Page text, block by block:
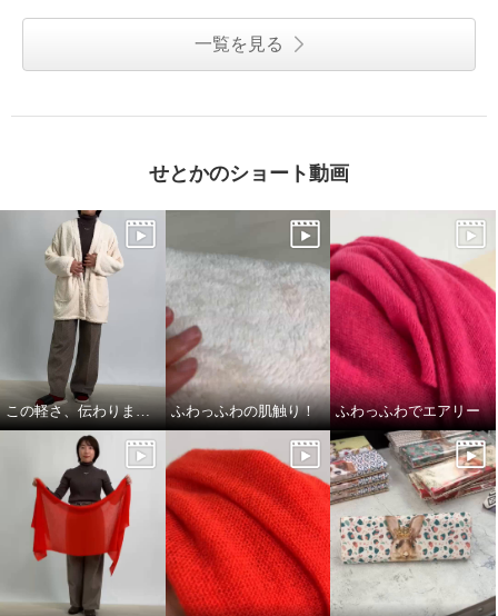
一覧を見る
せとかのショート動画
この軽さ、伝わりますか？ ふわっふわの肌触り！ ふわっふわでエアリー